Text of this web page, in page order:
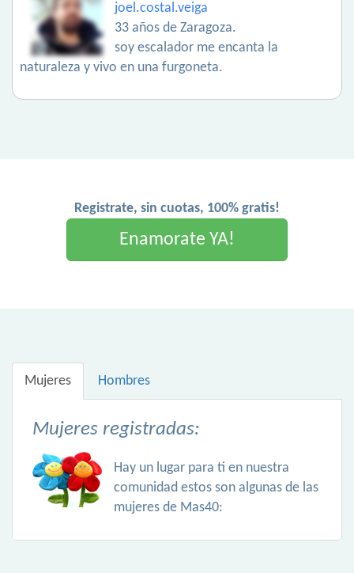
joel.costal.veiga
33 años de Zaragoza.
soy escalador me encanta la
naturaleza y vivo en una furgoneta.
Registrate, sin cuotas, 100% gratis!
Enamorate YA!
Mujeres Hombres
Mujeres registradas:
Hay un lugar para ti en nuestra
comunidad estos son algunas de las
mujeres de Mas40: